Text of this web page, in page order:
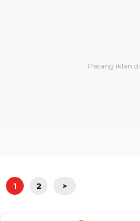
1 2 >